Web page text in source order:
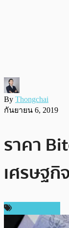
By Thongchai
กันยายน 6, 2019
ราคา
เศรษฐกิ